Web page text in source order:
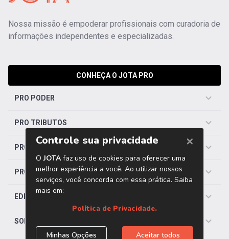
Nossa missão é empoderar profissionais com curadoria de
informações independentes e especializadas.
CONHEÇA O JOTA PRO
PRO PODER
PRO TRIBUTOS
PRO TRABALHISTA
PRO SAÚDE
EDITORIAS
SOBRE O JOTA